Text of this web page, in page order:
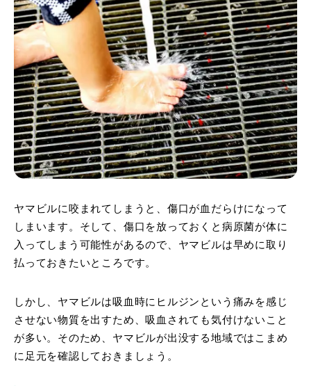
ヤマビルに咬まれてしまうと、傷口が血だらけになって
しまいます。そして、傷口を放っておくと病原菌が体に
入ってしまう可能性があるので、ヤマビルは早めに取り
払っておきたいところです。
しかし、ヤマビルは吸血時にヒルジンという痛みを感じ
させない物質を出すため、吸血されても気付けないこと
が多い。そのため、ヤマビルが出没する地域ではこまめ
に足元を確認しておきましょう。